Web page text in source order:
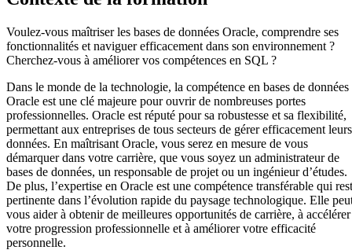
Voulez-vous maîtriser les bases de données Oracle, comprendre ses
fonctionnalités et naviguer efficacement dans son environnement ?
Cherchez-vous à améliorer vos compétences en SQL ?
Dans le monde de la technologie, la compétence en bases de données
Oracle est une clé majeure pour ouvrir de nombreuses portes
professionnelles. Oracle est réputé pour sa robustesse et sa flexibilité,
permettant aux entreprises de tous secteurs de gérer efficacement leurs
données. En maîtrisant Oracle, vous serez en mesure de vous
démarquer dans votre carrière, que vous soyez un administrateur de
bases de données, un responsable de projet ou un ingénieur d’études.
De plus, l’expertise en Oracle est une compétence transférable qui
pertinente dans l’évolution rapide du paysage technologique. Elle
vous aider à obtenir de meilleures opportunités de carrière, à accélérer
votre progression professionnelle et à améliorer votre efficacité
personnelle.